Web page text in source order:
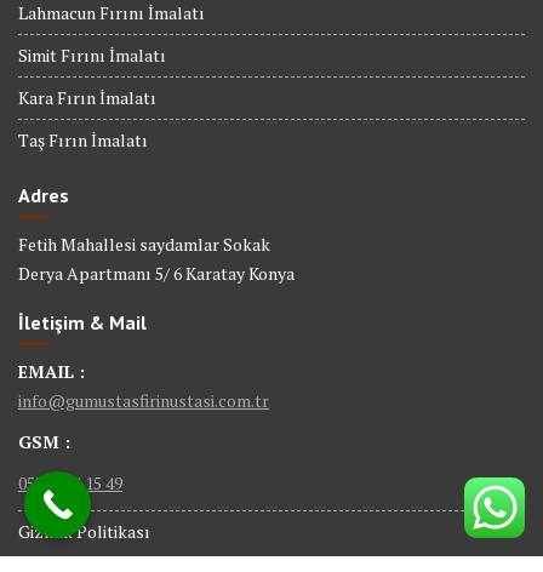
Lahmacun Fırını İmalatı
Simit Fırını İmalatı
Kara Fırın İmalatı
Taş Fırın İmalatı
Adres
Fetih Mahallesi saydamlar Sokak
Derya Apartmanı 5/ 6 Karatay Konya
İletişim & Mail
EMAIL :
info@gumustasfirinustasi.com.tr
GSM :
0535 884 15 49
Gizlilik Politikası